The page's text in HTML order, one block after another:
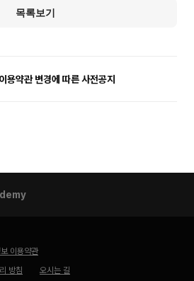
목록보기
용약관 변경에 따른 사전공지
이용약관
방침
오시는 길